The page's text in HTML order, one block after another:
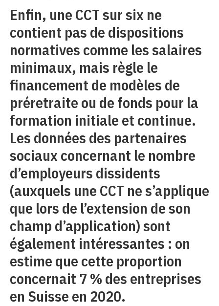
Enfin, une CCT sur six ne
contient pas de dispositions
normatives comme les salaires
minimaux, mais règle le
financement de modèles de
préretraite ou de fonds pour la
formation initiale et continue.
Les données des partenaires
sociaux concernant le nombre
d’employeurs dissidents
(auxquels une CCT ne s’applique
que lors de l’extension de son
champ d’application) sont
également intéressantes : on
estime que cette proportion
concernait 7 % des entreprises
en Suisse en 2020.